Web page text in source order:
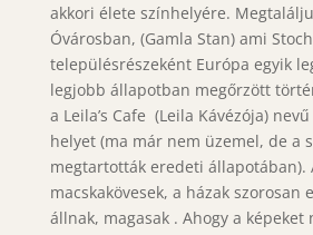
akkori élete színhelyére.
Óvárosban, (Gamla Stan) ami
településrészeként Európa egyik
legjobb állapotban megőrzött
a Leila’s Cafe (Leila Kávézója)
helyet (ma már nem üzemel, de a
megtartották eredeti állapotában).
macskakövesek, a házak szorosan
állnak, magasak . Ahogy a képeket